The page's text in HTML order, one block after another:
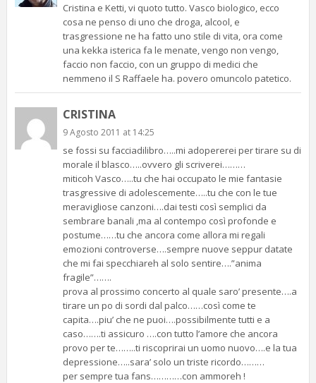
Cristina e Ketti, vi quoto tutto. Vasco biologico, ecco
cosa ne penso di uno che droga, alcool, e
trasgressione ne ha fatto uno stile di vita, ora come
una kekka isterica fa le menate, vengo non vengo,
faccio non faccio, con un gruppo di medici che
nemmeno il S Raffaele ha. povero omuncolo patetico.
CRISTINA
9 Agosto 2011 at 14:25
se fossi su facciadilibro…..mi adopererei per tirare su di
morale il blasco…..ovvero gli scriverei………
miticoh Vasco…..tu che hai occupato le mie fantasie
trasgressive di adolescemente…..tu che con le tue
meravigliose canzoni….dai testi così semplici da
sembrare banali ,ma al contempo così profonde e
postume……tu che ancora come allora mi regali
emozioni controverse….sempre nuove seppur datate
che mi fai specchiareh al solo sentire….”anima
fragile”…….
prova al prossimo concerto al quale saro’ presente….a
tirare un po di sordi dal palco……così come te
capita….piu’ che ne puoi….possibilmente tutti e a
caso…….ti assicuro ….con tutto l’amore che ancora
provo per te……..ti riscoprirai un uomo nuovo….e la tua
depressione…..sara’ solo un triste ricordo………
per sempre tua fans…………con ammoreh !